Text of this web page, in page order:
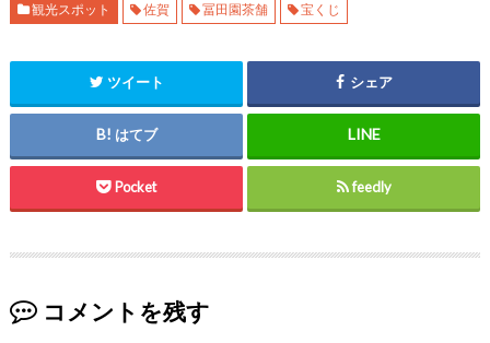
観光スポット 佐賀 冨田園茶舗 宝くじ
ツイート シェア
はてブ
Pocket feedly
コメントを残す